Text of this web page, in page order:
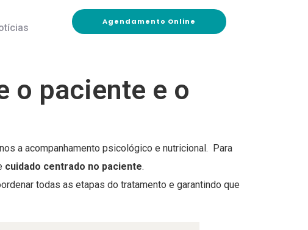
Agendamento Online
o paciente e o
a acompanhamento psicológico e nutricional. Para
cuidado centrado no paciente.
todas as etapas do tratamento e garantindo que